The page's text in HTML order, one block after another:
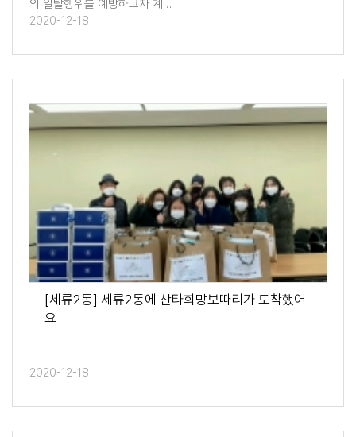
의 일탈행위를 예방하고자 계…
2020-12-18
[세류2동] 세류2동에 산타희망보따리가 도착했어
요
2020-12-18